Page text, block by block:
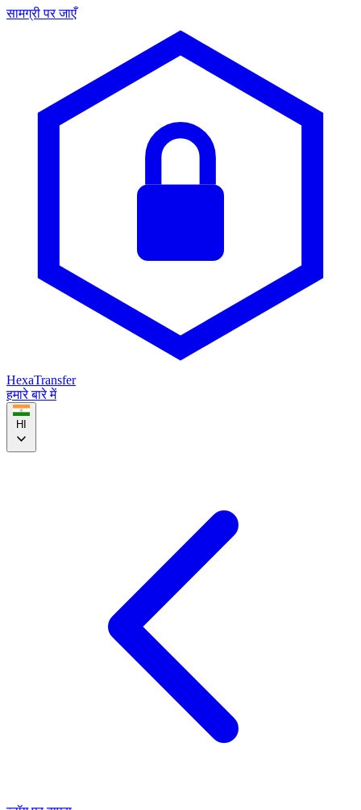
सामग्री पर जाएँ
HexaTransfer
हमारे बारे में
HI